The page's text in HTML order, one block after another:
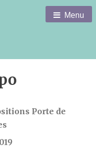
Menu
Porte de